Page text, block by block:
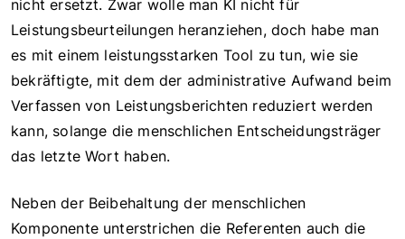
nicht ersetzt. Zwar wolle man KI nicht für
Leistungsbeurteilungen heranziehen, doch habe man
es mit einem leistungsstarken Tool zu tun, wie sie
bekräftigte, mit dem der administrative Aufwand beim
Verfassen von Leistungsberichten reduziert werden
kann, solange die menschlichen Entscheidungsträger
das letzte Wort haben.
Neben der Beibehaltung der menschlichen
Komponente unterstrichen die Referenten auch die